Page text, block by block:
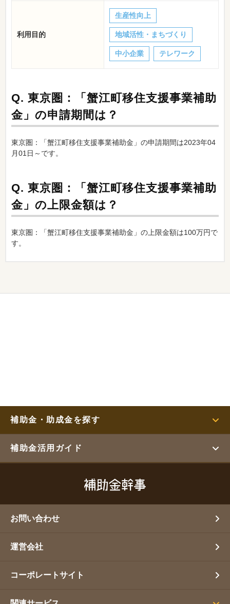
利用目的
生産性向上
地域活性・まちづくり
中小企業 テレワーク
Q. 東京圏：「蟹江町移住支援事業補助
金」の申請期間は？
東京圏：「蟹江町移住支援事業補助金」の申請期間は2023年04
月01日～です。
Q. 東京圏：「蟹江町移住支援事業補助
金」の上限金額は？
東京圏：「蟹江町移住支援事業補助金」の上限金額は100万円で
す。
補助金・助成金を探す
補助金活用ガイド
お問い合わせ
運営会社
コーポレートサイト